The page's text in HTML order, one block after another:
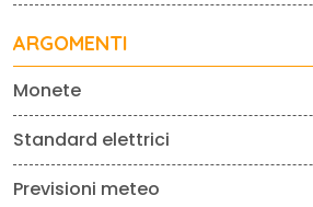
ARGOMENTI
Monete
Standard elettrici
Previsioni meteo